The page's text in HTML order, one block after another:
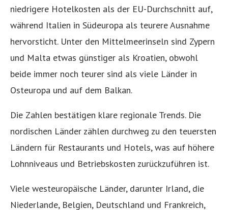
niedrigere Hotelkosten als der EU-Durchschnitt auf,
während Italien in Südeuropa als teurere Ausnahme
hervorsticht. Unter den Mittelmeerinseln sind Zypern
und Malta etwas günstiger als Kroatien, obwohl
beide immer noch teurer sind als viele Länder in
Osteuropa und auf dem Balkan.
Die Zahlen bestätigen klare regionale Trends. Die
nordischen Länder zählen durchweg zu den teuersten
Ländern für Restaurants und Hotels, was auf höhere
Lohnniveaus und Betriebskosten zurückzuführen ist.
Viele westeuropäische Länder, darunter Irland, die
Niederlande, Belgien, Deutschland und Frankreich,